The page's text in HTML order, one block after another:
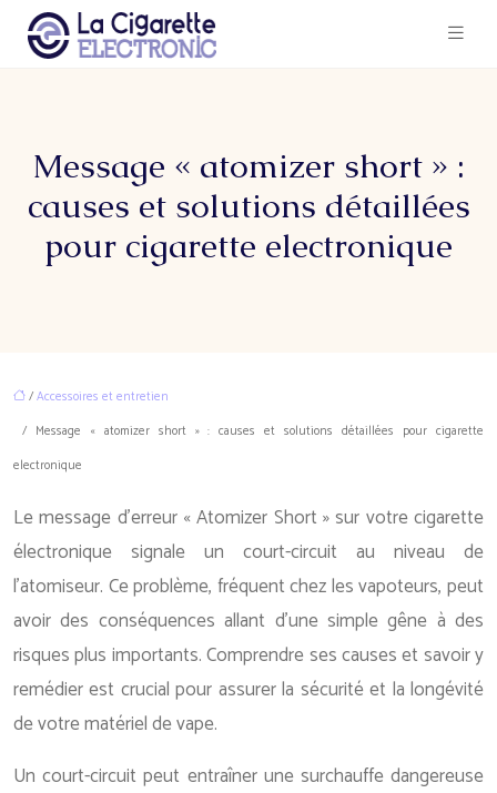
Message « atomizer short » :
causes et solutions détaillées
pour cigarette electronique
/Accessoires et entretien
/ Message « atomizer short » : causes et solutions détaillées pour cigarette
electronique
Le message d’erreur « Atomizer Short » sur votre cigarette
électronique signale un court-circuit au niveau de
l’atomiseur. Ce problème, fréquent chez les vapoteurs, peut
avoir des conséquences allant d’une simple gêne à des
risques plus importants. Comprendre ses causes et savoir y
remédier est crucial pour assurer la sécurité et la longévité
de votre matériel de vape.
Un court-circuit peut entraîner une surchauffe dangereuse